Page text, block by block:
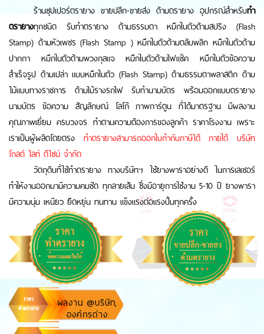
ร้านซุปเปอร์ตรายาง ขายปลีก-ขายส่ง ด้ามตรายาง อุปกรณ์สำหรับทำ
ตรายางทุกชนิด รับทำตรายาง ด้ามธรรมดา หมึกในตัวด้ามสปริง (Flash
Stamp) ด้ามหัวเพชร (Flash Stamp ) หมึกในตัวด้ามตลับพลิก หมึกในตัวด้าม
ปากกา หมึกในตัวด้ามพวงกุลแจ หมึกในตัวด้ามไฟแช็ค หมึกในตัวข้อความ
สำเร็จรูป ด้ามเปล่า แบบหมึกในตัว (Flash Stamp) ด้ามธรรมดาพลาสติก ด้าม
ไม้แบบทางราชการ ด้ามไม้รางรถไฟ รับทำนามบัตร พร้อมออกแบบตรายาง
นามบัตร ข้อความ สัญลักษณ์ โลโก้ ภาพการ์ตูน ที่ได้มาตรฐาน มีผลงาน
คุณภาพเยี่ยม ครบวงจร ทำตามความต้องการของลูกค้า ราคาโรงงาน เพราะ
เราเป็นผู้ผลิตโดยตรง ทำตรายางสามารถออกใบกำกับภาษีได้ ภายใต้ บริษัท
โกลด์ ไลท์ ดีไซน์ จำกัด
วัตถุดิบที่ใช้ทำตรายาง ทางบริษัทฯ ใช้ยางพาราอย่างดี ในการเลเซอร์
ทำให้งานออกมามีความคมชัด ทุกลายเส้น ซึ่งมีอายุการใช้งาน 5-10 ปี ยางพารา
มีความนุ่ม เหนียว ยึดหยุ่น ทนทาน แข็งแรงต่อแรงปั้มทุกครั้ง
ผลงาน @บริษัท,
องค์กรต่าง